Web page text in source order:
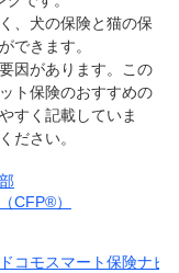
、犬の保険と猫の保
できます。
因があります。この
ト保険のおすすめの
すく記載していま
ださい。
CFP®）
コモスマート保険ナビ